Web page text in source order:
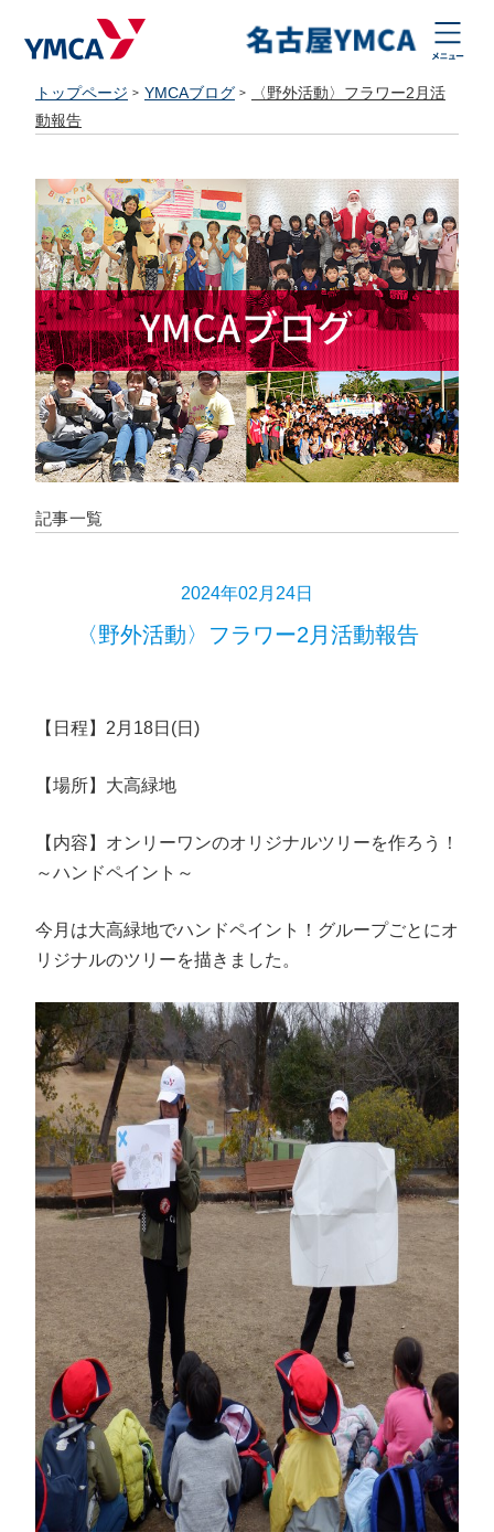
トップページ YMCAブログ
〈野外活動〉フラワー2月活
動報告
記事一覧
2024年02月24日
〈野外活動〉フラワー2月活動報告
【日程】2月18日(日)
【場所】大高緑地
【内容】オンリーワンのオリジナルツリーを作ろう！
～ハンドペイント～
今月は大高緑地でハンドペイント！グループごとにオ
リジナルのツリーを描きました。